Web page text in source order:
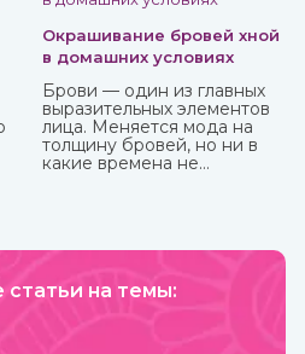
ИндоКитай.
Окрашивание бровей хной
в домашних условиях
Брови — один из главных
выразительных элементов
лица. Меняется мода на
толщину бровей, но ни в
какие времена не
достались яркие брови, но
средства можно не только
статьи на темы: